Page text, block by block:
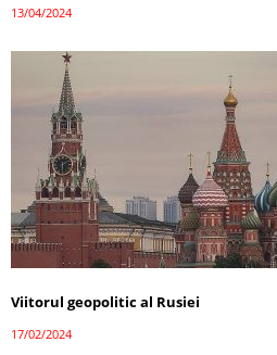
13/04/2024
Viitorul geopolitic al Rusiei
17/02/2024